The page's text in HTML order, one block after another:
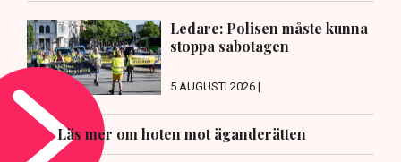
Ledare: Polisen måste kunna
stoppa sabotagen
5 AUGUSTI 2026 |
Läs mer om hoten mot äganderätten